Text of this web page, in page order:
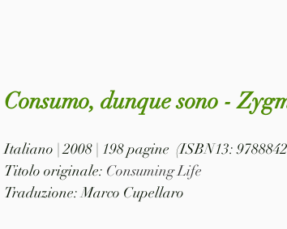
Consumo, dunque sono -
Italiano | 2008 | 198 pagine  (ISBN13:
Titolo originale: Consuming Life
Traduzione: Marco Cupellaro